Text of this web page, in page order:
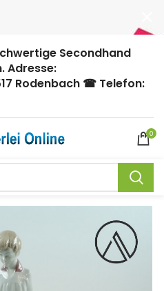
Secondhand
Adresse:
Rodenbach ☎ Telefon:
0